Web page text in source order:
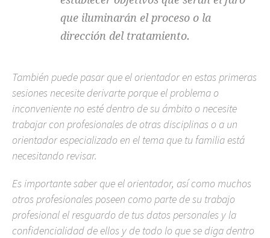
que iluminarán el proceso o la
dirección del tratamiento.
También puede pasar que el orientador en estas primeras
sesiones necesite derivarte porque el problema o
inconveniente no esté dentro de su ámbito o necesite
trabajar con profesionales de otras disciplinas o a un
orientador especializado en el tema que tu familia está
necesitando revisar.
Es importante saber que el orientador, así como muchos
otros profesionales poseen como parte de su trabajo
profesional el resguardo de tus datos personales y la
confidencialidad de ellos y de todo lo que se diga dentro